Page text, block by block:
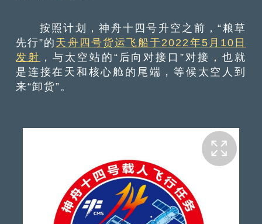
按照计划，神舟十四号升空之前，“粮草
先行”的天舟四号货运飞船于2022年5月10日
发射 ，与太空站的“后向对接口”对接，也就
是连接在天和核心舱的尾端，等候太空人到
来“卸货”。